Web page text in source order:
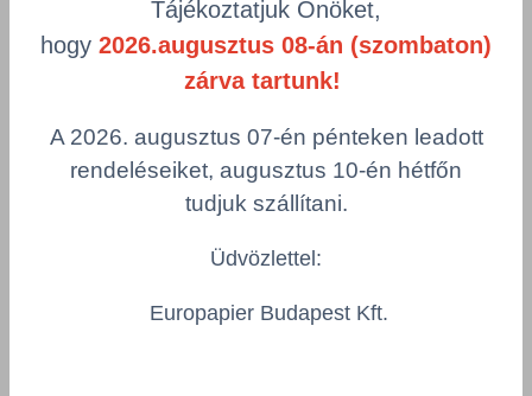
Kiegészítő termékek
Tájékoztatjuk Önöket,
hogy 2026.augusztus 08-án (szombaton)
zárva tartunk!
A 2026. augusztus 07-én pénteken leadott
rendeléseiket, augusztus 10-én hétfőn
tudjuk szállítani.
Üdvözlettel:
Europapier Budapest Kft.